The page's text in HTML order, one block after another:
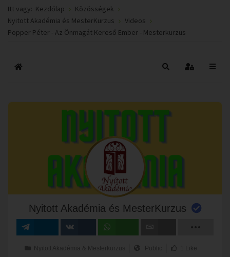
Itt vagy: Kezdőlap
Közösségek
Nyitott Akadémia és MesterKurzus
Videos
Popper Péter - Az Önmagát Kereső Ember - Mesterkurzus
Főoldal Keresés
Nyitott Akadémia és MesterKurzus
Nyitott Akadémia & Mesterkurzus Public 1 Like